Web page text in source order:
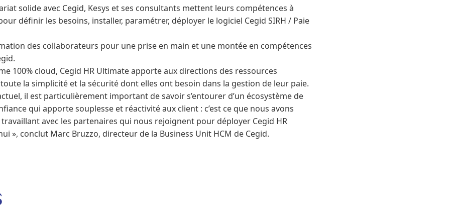
solide avec Cegid, Kesys et ses consultants mettent leurs compétences à
définir les besoins, installer, paramétrer, déployer le logiciel Cegid SIRH / Paie
des collaborateurs pour une prise en main et une montée en compétences
100% cloud, Cegid HR Ultimate apporte aux directions des ressources
la simplicité et la sécurité dont elles ont besoin dans la gestion de leur paie.
il est particulièrement important de savoir s’entourer d’un écosystème de
qui apporte souplesse et réactivité aux client : c’est ce que nous avons
avec les partenaires qui nous rejoignent pour déployer Cegid HR
», conclut Marc Bruzzo, directeur de la Business Unit HCM de Cegid.